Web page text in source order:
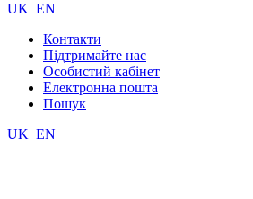
UK EN
Контакти
Підтримайте нас
Особистий кабінет
Електронна пошта
Пошук
UK EN